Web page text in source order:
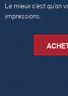
Le mieux c’est
impressions.